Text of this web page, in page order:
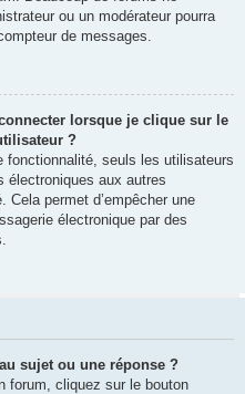
ou un modérateur pourra
de messages.
lorsque je clique sur le
?
seuls les utilisateurs
électroniques aux autres
Cela permet d’empêcher une
électronique par des
sujet ou une réponse ?
forum, cliquez sur le bouton